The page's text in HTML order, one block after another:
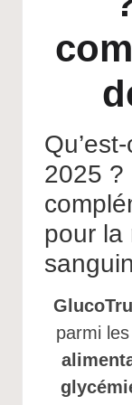
2025 ?
pour la
sanguin
parmi